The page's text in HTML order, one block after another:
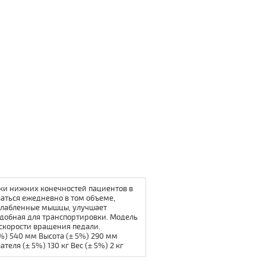
нижних конечностей пациентов в
ежедневно в том объеме,
мышцы, улучшает
для транспортировки. Модель
вращения педали.
540 мм Высота (± 5%) 290 мм
(± 5%) 130 кг Вес (± 5%) 2 кг